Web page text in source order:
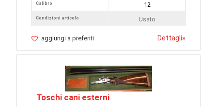
Calibro
Condizioni articolo
12
Usato
aggiungi a preferiti Dettagli»
Toschi cani esterni